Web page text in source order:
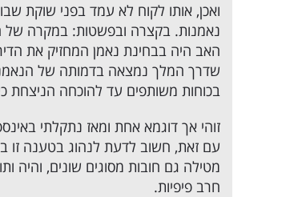
ואכן, אותו לקוח לא עמד בפני שוקת
נאמנות. בקצרה ובפשטות: במקרה
האב היה בבחינת נאמן המחזיק את
שדרך המלך נמצאה בדמותה של
בכוחות משותפים עד להוכחה הניצחת
זוהי אך דוגמא אחת ומאז נתקלתי
עם זאת, חשוב לדעת לנהוג בטענה זו
מטילה גם חובות מסוגים שונים,
חרב פיפיות.